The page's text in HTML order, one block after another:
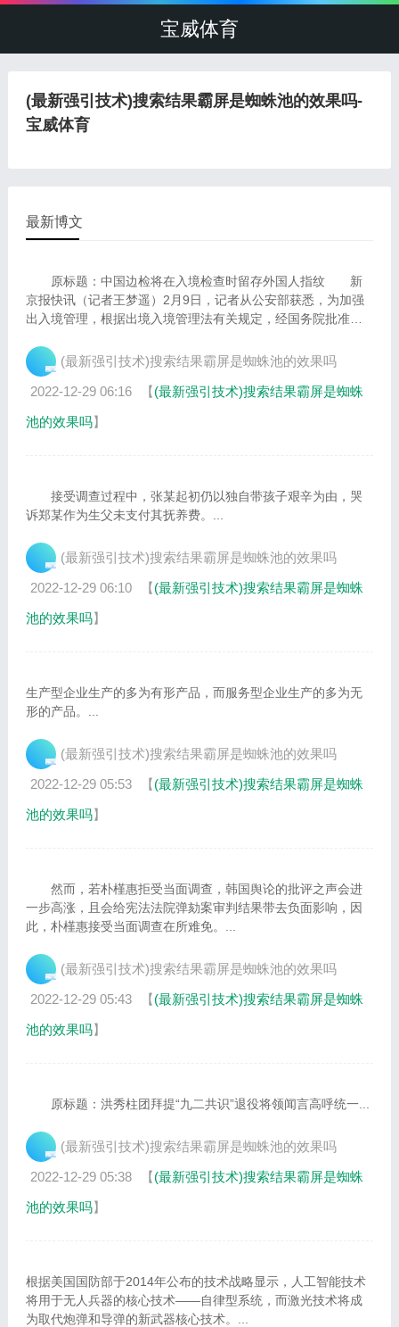
宝威体育
(最新强引技术)搜索结果霸屏是蜘蛛池的效果吗-
宝威体育
最新博文
原标题：中国边检将在入境检查时留存外国人指纹 新
京报快讯（记者王梦遥）2月9日，记者从公安部获悉，为加强
出入境管理，根据出境入境管理法有关规定，经国务院批准，
(最新强引技术)搜索结果霸屏是蜘蛛池的效果吗
2022-12-29 06:16
【(最新强引技术)搜索结果霸屏是蜘蛛
池的效果吗】
接受调查过程中，张某起初仍以独自带孩子艰辛为由，哭
诉郑某作为生父未支付其抚养费。...
(最新强引技术)搜索结果霸屏是蜘蛛池的效果吗
2022-12-29 06:10
【(最新强引技术)搜索结果霸屏是蜘蛛
池的效果吗】
生产型企业生产的多为有形产品，而服务型企业生产的多为无
形的产品。...
(最新强引技术)搜索结果霸屏是蜘蛛池的效果吗
2022-12-29 05:53
【(最新强引技术)搜索结果霸屏是蜘蛛
池的效果吗】
然而，若朴槿惠拒受当面调查，韩国舆论的批评之声会进
一步高涨，且会给宪法法院弹劾案审判结果带去负面影响，因
此，朴槿惠接受当面调查在所难免。...
(最新强引技术)搜索结果霸屏是蜘蛛池的效果吗
2022-12-29 05:43
【(最新强引技术)搜索结果霸屏是蜘蛛
池的效果吗】
原标题：洪秀柱团拜提“九二共识”退役将领闻言高呼统一...
(最新强引技术)搜索结果霸屏是蜘蛛池的效果吗
2022-12-29 05:38
【(最新强引技术)搜索结果霸屏是蜘蛛
池的效果吗】
根据美国国防部于2014年公布的技术战略显示，人工智能技术
将用于无人兵器的核心技术——自律型系统，而激光技术将成
为取代炮弹和导弹的新武器核心技术。...